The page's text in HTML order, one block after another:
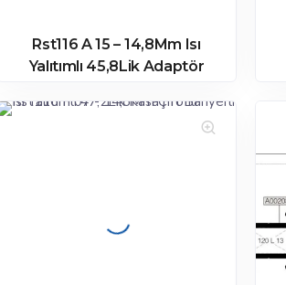
Rst116 A 15 – 14,8Mm Isı
Yalıtımlı 45,8Lik Adaptör